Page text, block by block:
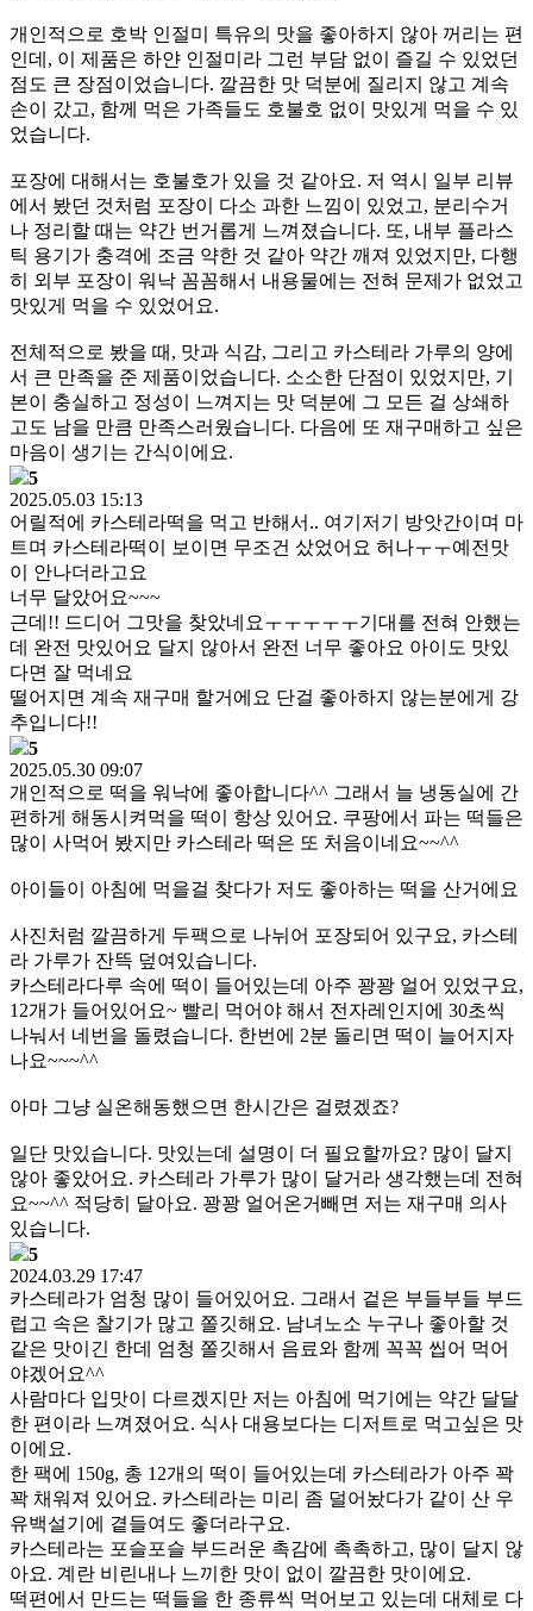
개인적으로 호박 인절미 특유의 맛을 좋아하지 않아 꺼리는 편
인데, 이 제품은 하얀 인절미라 그런 부담 없이 즐길 수 있었던
점도 큰 장점이었습니다. 깔끔한 맛 덕분에 질리지 않고 계속
손이 갔고, 함께 먹은 가족들도 호불호 없이 맛있게 먹을 수 있
었습니다.
포장에 대해서는 호불호가 있을 것 같아요. 저 역시 일부 리뷰
에서 봤던 것처럼 포장이 다소 과한 느낌이 있었고, 분리수거
나 정리할 때는 약간 번거롭게 느껴졌습니다. 또, 내부 플라스
틱 용기가 충격에 조금 약한 것 같아 약간 깨져 있었지만, 다행
히 외부 포장이 워낙 꼼꼼해서 내용물에는 전혀 문제가 없었고
맛있게 먹을 수 있었어요.
전체적으로 봤을 때, 맛과 식감, 그리고 카스테라 가루의 양에
서 큰 만족을 준 제품이었습니다. 소소한 단점이 있었지만, 기
본이 충실하고 정성이 느껴지는 맛 덕분에 그 모든 걸 상쇄하
고도 남을 만큼 만족스러웠습니다. 다음에 또 재구매하고 싶은
마음이 생기는 간식이에요.
5
2025.05.03 15:13
어릴적에 카스테라떡을 먹고 반해서.. 여기저기 방앗간이며 마
트며 카스테라떡이 보이면 무조건 샀었어요 허나ㅜㅜ예전맛
이 안나더라고요
너무 달았어요~~~
근데!! 드디어 그맛을 찾았네요ㅜㅜㅜㅜㅜ기대를 전혀 안했는
데 완전 맛있어요 달지 않아서 완전 너무 좋아요 아이도 맛있
다면 잘 먹네요
떨어지면 계속 재구매 할거에요 단걸 좋아하지 않는분에게 강
추입니다!!
5
2025.05.30 09:07
개인적으로 떡을 워낙에 좋아합니다^^ 그래서 늘 냉동실에 간
편하게 해동시켜먹을 떡이 항상 있어요. 쿠팡에서 파는 떡들은
많이 사먹어 봤지만 카스테라 떡은 또 처음이네요~~^^
아이들이 아침에 먹을걸 찾다가 저도 좋아하는 떡을 산거에요
사진처럼 깔끔하게 두팩으로 나뉘어 포장되어 있구요, 카스테
라 가루가 잔뜩 덮여있습니다.
카스테라다루 속에 떡이 들어있는데 아주 꽝꽝 얼어 있었구요,
12개가 들어있어요~ 빨리 먹어야 해서 전자레인지에 30초씩
나눠서 네번을 돌렸습니다. 한번에 2분 돌리면 떡이 늘어지자
나요~~~^^
아마 그냥 실온해동했으면 한시간은 걸렸겠죠?
일단 맛있습니다. 맛있는데 설명이 더 필요할까요? 많이 달지
않아 좋았어요. 카스테라 가루가 많이 달거라 생각했는데 전혀
요~~^^ 적당히 달아요. 꽝꽝 얼어온거빼면 저는 재구매 의사
있습니다.
5
2024.03.29 17:47
카스테라가 엄청 많이 들어있어요. 그래서 겉은 부들부들 부드
럽고 속은 찰기가 많고 쫄깃해요. 남녀노소 누구나 좋아할 것
같은 맛이긴 한데 엄청 쫄깃해서 음료와 함께 꼭꼭 씹어 먹어
야겠어요^^
사람마다 입맛이 다르겠지만 저는 아침에 먹기에는 약간 달달
한 편이라 느껴졌어요. 식사 대용보다는 디저트로 먹고싶은 맛
이에요.
한 팩에 150g, 총 12개의 떡이 들어있는데 카스테라가 아주 꽉
꽉 채워져 있어요. 카스테라는 미리 좀 덜어놨다가 같이 산 우
유백설기에 곁들여도 좋더라구요.
카스테라는 포슬포슬 부드러운 촉감에 촉촉하고, 많이 달지 않
아요. 계란 비린내나 느끼한 맛이 없이 깔끔한 맛이에요.
떡편에서 만드는 떡들을 한 종류씩 먹어보고 있는데 대체로 다